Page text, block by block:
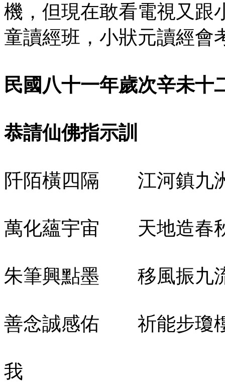
機，但現在敢看電視又跟
童讀經班，小狀元讀經會
民國八十一年歲次辛未十
恭請仙佛指示訓
阡陌橫四隔 江河鎮九
萬化蘊宇宙 天地造春
朱筆興點墨 移風振九
善念誠感佑 祈能步瓊
我